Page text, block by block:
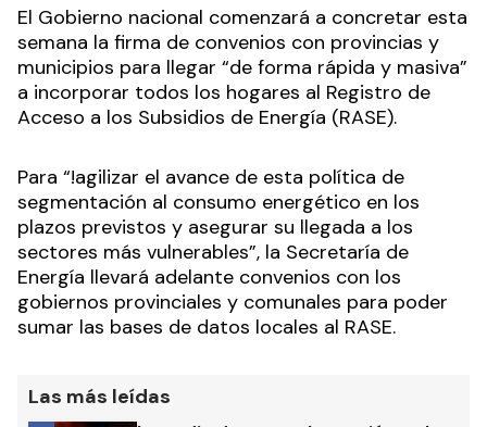
El Gobierno nacional comenzará a concretar esta
semana la firma de convenios con provincias y
municipios para llegar “de forma rápida y masiva”
a incorporar todos los hogares al Registro de
Acceso a los Subsidios de Energía (RASE).
Para “!agilizar el avance de esta política de
segmentación al consumo energético en los
plazos previstos y asegurar su llegada a los
sectores más vulnerables”, la Secretaría de
Energía llevará adelante convenios con los
gobiernos provinciales y comunales para poder
sumar las bases de datos locales al RASE.
Las más leídas